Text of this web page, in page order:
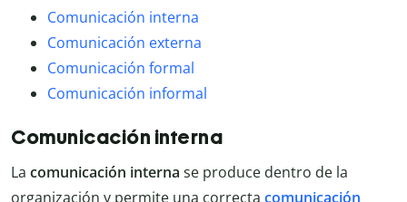
Comunicación interna
Comunicación externa
Comunicación formal
Comunicación informal
Comunicación interna
La comunicación interna se produce dentro de la
organización y permite una correcta comunicación